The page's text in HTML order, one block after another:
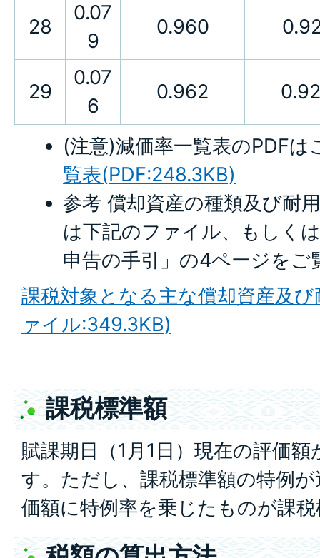
28
0.07
9
0.960
29
0.07
6
0.962
(注意)減価率一覧表のPDFは
覧表(PDF:248.3KB)
参考 償却資産の種類及び耐
は下記のファイル、もしく
申告の手引」の4ページをご
課税対象となる主な償却資産及
ァイル:349.3KB)
課税標準額
賦課期日（1月1日）現在の評価
す。ただし、課税標準額の特例
価額に特例率を乗じたものが課